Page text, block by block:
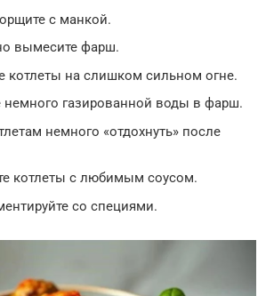
с манкой.
вымесите фарш.
котлеты на слишком сильном огне.
немного газированной воды в фарш.
немного «отдохнуть» после
котлеты с любимым соусом.
со специями.